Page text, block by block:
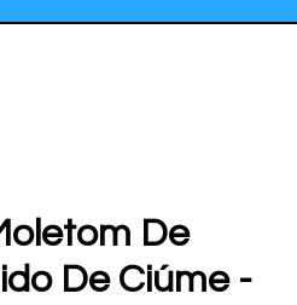
De
De Ciúme -